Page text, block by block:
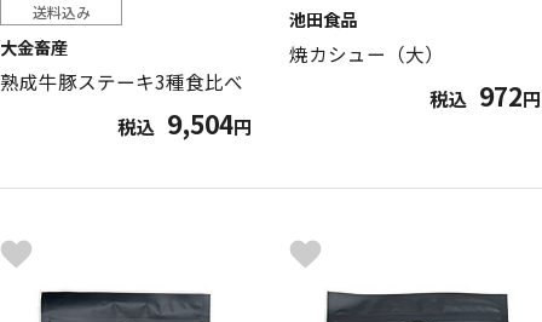
送料込み
大金畜産
熟成牛豚ステーキ3種食比べ
税込 9,504円
池田食品
焼カシュー（大）
税込 972円